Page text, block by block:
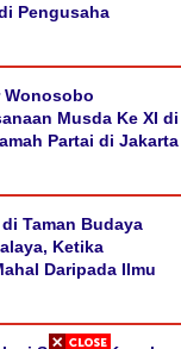
Pengusaha
Wonosobo
Musda Ke XI di
Partai di Jakarta
Taman Budaya
Ketika
Daripada Ilmu